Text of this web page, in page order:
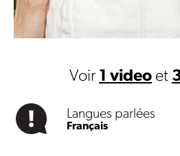
Voir 1 video et
Langues parlées
Français